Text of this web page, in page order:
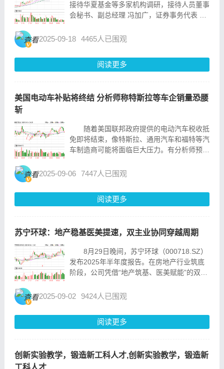
接待华夏基金等多家机构调研，接待人员董事
会秘书、副总经理 冯加广，证券事务代表 王
要内容 1、永磁铁氧体竞争格局及公司的产能
2025-09-18 4465人已围观
阅读更多
美国电动车补贴将终结 分析师称特斯拉等车企销量恐腰
斩
随着美国联邦政府提供的电动汽车税收抵
免即将结束，像特斯拉、通用汽车和福特等汽
车制造商可能将面临巨大压力。有分析师预
半。 2022年8月，时任美国总统拜登签
如果消费者...
2025-09-06 7447人已围观
阅读更多
苏宁环球：地产稳基医美提速，双主业协同穿越周期
8月29日晚间，苏宁环球（000718.SZ）
发布2025年半年度报告。在房地产行业筑底
阶段，公司凭借“地产筑基、医美赋能”的双主
9.34亿元，归属于上市公司股东的净利润1.37
2025-09-02 9424人已围观
阅读更多
创新实验教学，锻造新工科人才,创新实验教学，锻造新
工科人才